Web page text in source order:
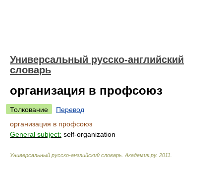
Универсальный русско-английский
словарь
организация в профсоюз
Толкование
Перевод
организация в профсоюз
General subject: self-organization
Универсальный русско-английский словарь Академик.ру. 2011